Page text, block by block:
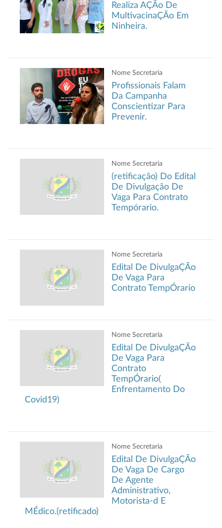
Realiza AÇÃo De
MultivacinaÇÃo Em
Ninheira.
Nome Secretaria
Profissionais Falam
Da Campanha
Conscientizar Para
Prevenir.
Nome Secretaria
(retificação) Do Edital
De Divulgação De
Vaga Para Contrato
Tempórario.
Nome Secretaria
Edital De DivulgaÇÃo
De Vaga Para
Contrato TempÓrario
Nome Secretaria
Edital De DivulgaÇÃo
De Vaga Para
Contrato
TempÓrario(
Enfrentamento Do
Covid19)
Nome Secretaria
Edital De DivulgaÇÃo
De Vaga De Cargo
De Agente
Administrativo,
Motorista-d E
MÉdico.(retificado)